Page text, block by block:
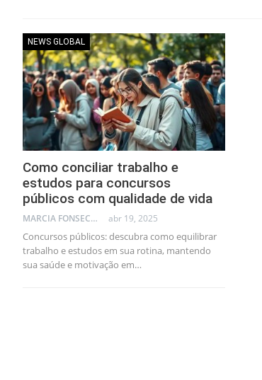
NEWS GLOBAL
Como conciliar trabalho e
estudos para concursos
públicos com qualidade de vida
MARCIA FONSECA - FINANCIAL CONSULTANT abr 19, 2025
Concursos públicos: descubra como equilibrar
trabalho e estudos em sua rotina, mantendo
sua saúde e motivação em…